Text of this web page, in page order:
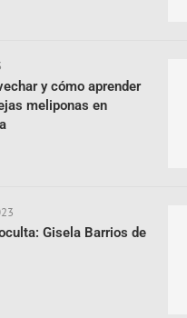
y cómo aprender
meliponas en
Gisela Barrios de